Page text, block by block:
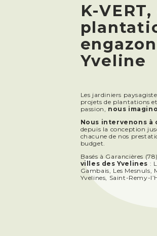
K-
Yveline
Les jardiniers
projets de plantations
passion, nous
Nous intervenons à
depuis la conception
chacune de nos
budget.
Basés à Garancières
villes des Yvelines :
Gambais, Les
Yvelines, Saint-Remy-